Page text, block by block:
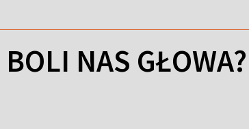
NAS GŁOWA?